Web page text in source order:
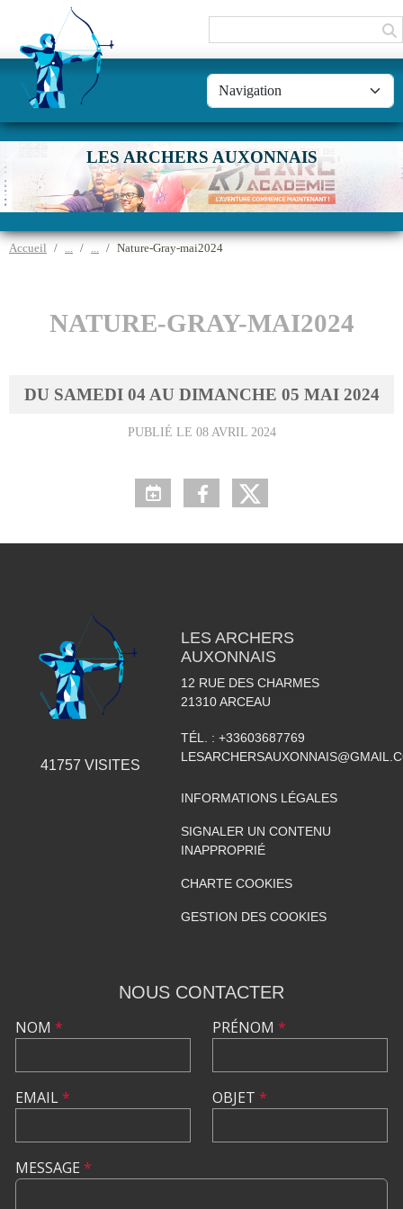
LES ARCHERS AUXONNAIS
Accueil Nature-Gray-mai2024
NATURE-GRAY-MAI2024
DU SAMEDI 04 AU DIMANCHE 05 MAI 2024
PUBLIÉ LE 08 AVRIL 2024
41757 VISITES
LES ARCHERS
AUXONNAIS
12 RUE DES CHARMES
21310 ARCEAU
TÉL. : +33603687769
INFORMATIONS LÉGALES
SIGNALER UN CONTENU
INAPPROPRIÉ
CHARTE COOKIES
GESTION DES COOKIES
NOUS CONTACTER
NOM *
EMAIL*
PRÉNOM *
OBJET *
MESSAGE *
Panneau de gestion des cookies